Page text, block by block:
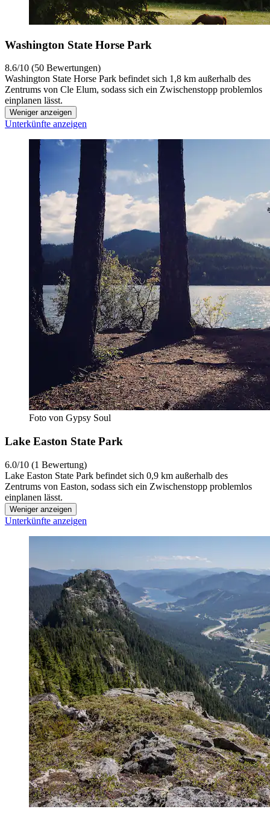
Washington State Horse Park
8.6/10 (50 Bewertungen)
Washington State Horse Park befindet sich 1,8 km außerhalb des
Zentrums von Cle Elum, sodass sich ein Zwischenstopp problemlos
einplanen lässt.
Weniger anzeigen
Unterkünfte anzeigen
Foto von Gypsy Soul
Lake Easton State Park
6.0/10 (1 Bewertung)
Lake Easton State Park befindet sich 0,9 km außerhalb des
Zentrums von Easton, sodass sich ein Zwischenstopp problemlos
einplanen lässt.
Weniger anzeigen
Unterkünfte anzeigen